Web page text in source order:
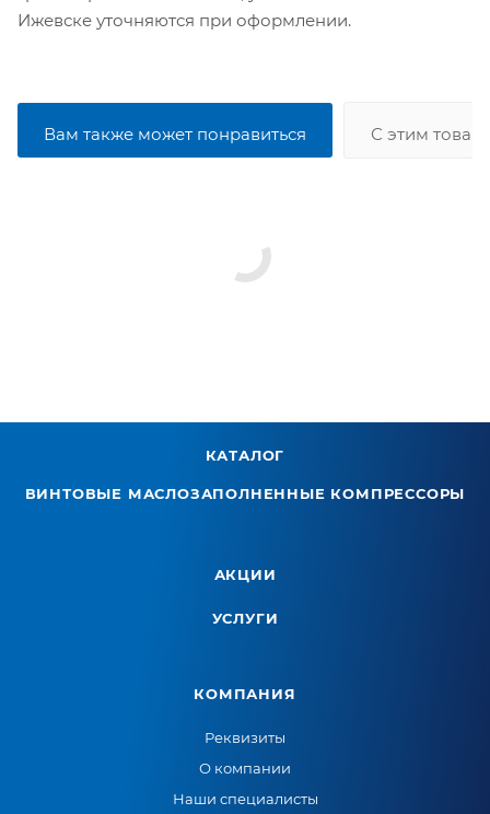
Ижевске уточняются при оформлении.
Вам также может понравиться С этим
КАТАЛОГ
ВИНТОВЫЕ МАСЛОЗАПОЛНЕННЫЕ КОМПРЕССОРЫ
АКЦИИ
УСЛУГИ
КОМПАНИЯ
Реквизиты
О компании
Наши специалисты